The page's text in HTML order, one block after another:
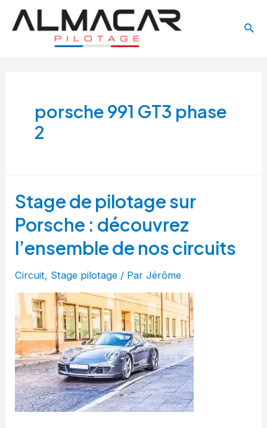
Aller
porsche 991 GT3 phase
2
Stage de pilotage sur
Porsche : découvrez
l’ensemble de nos circuits
Circuit, Stage pilotage / ParJérôme